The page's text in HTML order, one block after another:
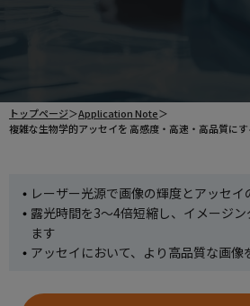
修理、不具合、点検、移設等
トップページ＞Application Note＞
複雑な生物学的アッセイを 高感度・高速・高品質に
レーザー光源で画像の輝度とアッセ
露光時間を3～4倍短縮し、イメージ
ます
アッセイにおいて、より高品質な画像